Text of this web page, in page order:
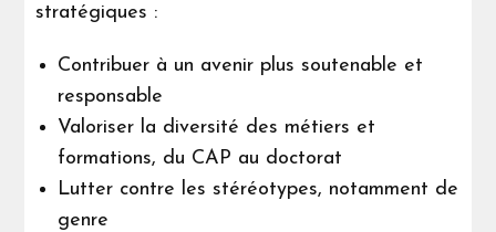
stratégiques :
Contribuer à un avenir plus soutenable et
responsable
Valoriser la diversité des métiers et
formations, du CAP au doctorat
Lutter contre les stéréotypes, notamment de
genre